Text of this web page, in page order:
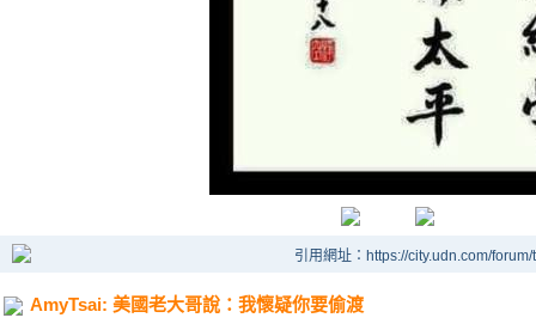
引用網址：https://city.udn.com/
AmyTsai: 美國老大哥說：我懷疑你要偷渡